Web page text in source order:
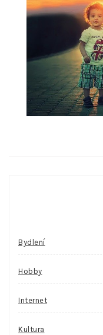
Bydlení
Hobby
Internet
Kultura